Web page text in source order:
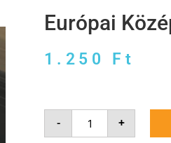
Európai
1.250 Ft
- +